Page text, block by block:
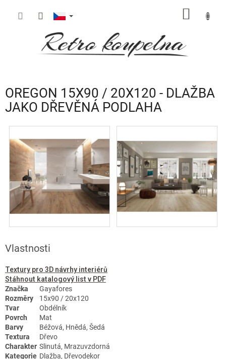
OREGON 15X90 / 20X120 - DLAŽBA
JAKO DŘEVĚNÁ PODLAHA
Vlastnosti
Textury pro 3D návrhy interiérů
Stáhnout katalogový list v PDF
Značka
Gayafores
Rozměry
15x90 / 20x120
Tvar
Obdélník
Povrch
Mat
Barvy
Béžová, Hnědá, Šedá
Textura
Dřevo
Charakter Slinutá, Mrazuvzdorná
Kategorie Dlažba, Dřevodekor